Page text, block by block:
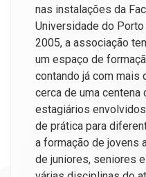
nas instalações da
Universidade do Porto
2005, a associação
um espaço de
contando já com mais
cerca de uma centena
estagiários
de prática para
a formação de jovens
de juniores, seniores